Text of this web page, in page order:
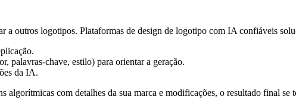
a outros logotipos. Plataformas de design de logotipo com IA confiáveis
palavras-chave, estilo) para orientar a geração.
da IA.
algorítmicas com detalhes da sua marca e modificações, o resultado final